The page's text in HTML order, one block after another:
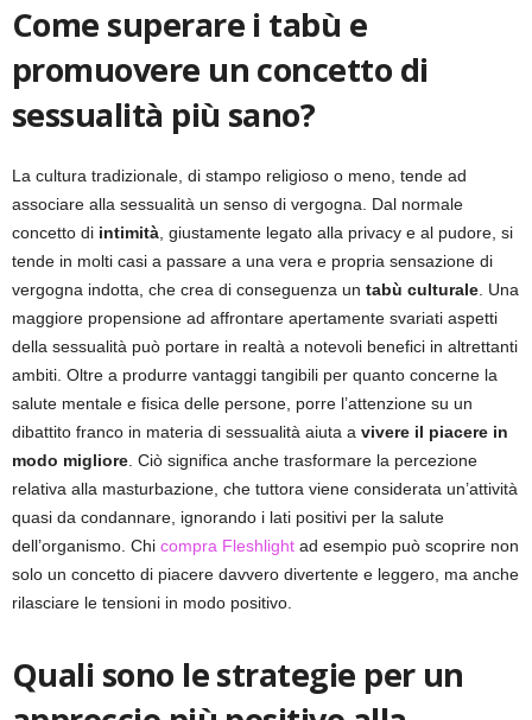
Come superare i tabù e
promuovere un concetto di
sessualità più sano?
La cultura tradizionale, di stampo religioso o meno, tende ad
associare alla sessualità un senso di vergogna. Dal normale
concetto di intimità , giustamente legato alla privacy e al pudore, si
tende in molti casi a passare a una vera e propria sensazione di
vergogna indotta, che crea di conseguenza un tabù culturale . Una
maggiore propensione ad affrontare apertamente svariati aspetti
della sessualità può portare in realtà a notevoli benefici in altrettanti
ambiti. Oltre a produrre vantaggi tangibili per quanto concerne la
salute mentale e fisica delle persone, porre l’attenzione su un
dibattito franco in materia di sessualità aiuta a vivere il piacere in
modo migliore . Ciò significa anche trasformare la percezione
relativa alla masturbazione, che tuttora viene considerata un’attività
quasi da condannare, ignorando i lati positivi per la salute
dell’organismo. Chi compra Fleshlight ad esempio può scoprire non
solo un concetto di piacere davvero divertente e leggero, ma anche
rilasciare le tensioni in modo positivo.
Quali sono le strategie per un